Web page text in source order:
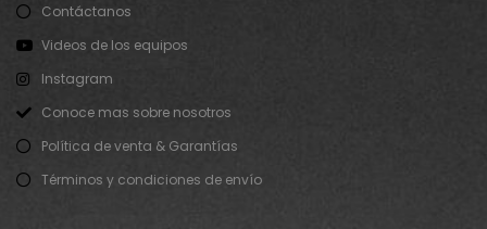
Contáctanos
Videos de los equipos
Instagram
Conoce mas sobre nosotros
Política de venta & Garantías
Términos y condiciones de envío